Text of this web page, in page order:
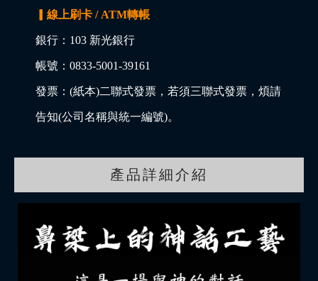
▎線上刷卡 / ATM轉帳
銀行：103 新光銀行
帳號：0833-5001-39161
發票：(紙本)二聯式發票，若須三聯式發票，煩請
告知(公司名稱與統一編號)。
產品詳細介紹